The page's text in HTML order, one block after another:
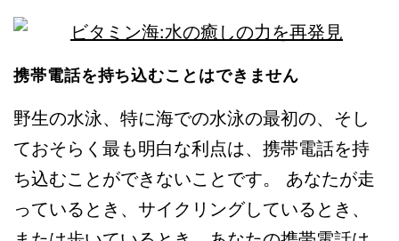
携帯電話を持ち込むことはできません
野生の水泳、特に海での水泳の最初の、そし
ておそらく最も明白な利点は、携帯電話を持
ち込むことができないことです。 あなたが走
っているとき、サイクリングしているとき、